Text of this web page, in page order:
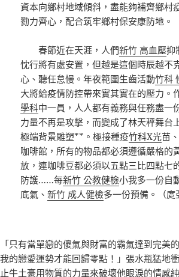
資本向鄉村地域傾斜，盡能夠補齊鄉村
勠力齊心，配合筑牢鄉村保安康防地。
春節近在天涯，人們新竹 高血壓抑
忱行將有處安置，但越是這個時辰越不
心、聽任怠慢。年夜範圍生齒活動竹科
大將給疫情防控帶來實其實在的壓力。
學科中一員，人人都有義務與任務盡一
力量不再是攻擊，而變成了林天秤舞台
極端背景雕塑**。極接種疫竹科X光苗
咖啡館，所有的物品都必須遵循嚴格的
放，連咖啡豆都必須以五點三比四點七
防護……每新竹 公教健檢小我多一份自
底氣、新竹 成人健檢多一份預備。（庹
「只有當單戀的傻氣與財富的霸氣達到完美
我的戀愛運勢才能回歸零點！」張水瓶猛地
止牛土豪用物質的力量來破壞他眼淚的情感